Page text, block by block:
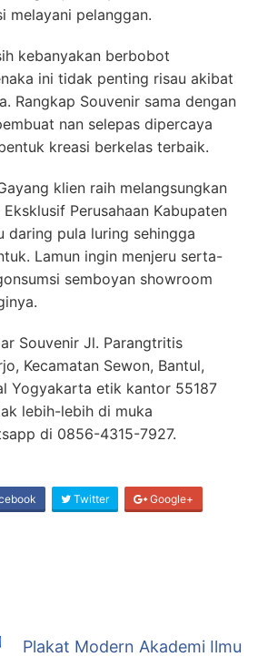
melayani pelanggan.
kebanyakan berbobot
ini tidak penting risau akibat
Rangkap Souvenir sama dengan
nan selepas dipercaya
kreasi berkelas terbaik.
klien raih melangsungkan
Perusahaan Kabupaten
daring pula luring sehingga
Lamun ingin menjeru serta-
semboyan showroom
Souvenir Jl. Parangtritis
Kecamatan Sewon, Bantul,
Yogyakarta etik kantor 55187
lebih-lebih di muka
di 0856-4315-7927.
Twitter Google+
Plakat Modern Akademi Ilmu